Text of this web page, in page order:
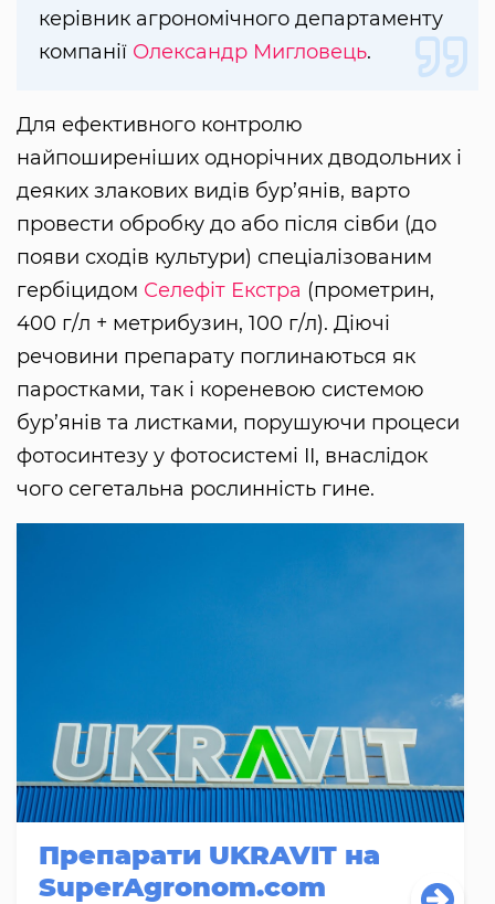
керівник агрономічного департаменту
компанії Олександр Мигловець.
Для ефективного контролю
найпоширеніших однорічних дводольних і
деяких злакових видів бур’янів, варто
провести обробку до або після сівби (до
появи сходів культури) спеціалізованим
гербіцидом Селефіт Екстра (прометрин,
400 г/л + метрибузин, 100 г/л). Діючі
речовини препарату поглинаються як
паростками, так і кореневою системою
бур’янів та листками, порушуючи процеси
фотосинтезу у фотосистемі II, внаслідок
чого сегетальна рослинність гине.
Препарати UKRAVIT на
SuperAgronom.com